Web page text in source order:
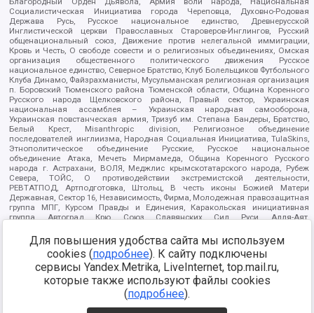
Социалистическая Инициатива города Череповца, Духовно-Родовая
Держава Русь, Русское национальное единство, Древнерусской
Инглистической церкви Православных Староверов-Инглингов, Русский
общенациональный союз, Движение против нелегальной иммиграции,
Кровь и Честь, О свободе совести и о религиозных объединениях, Омская
организация общественного политического движения Русское
национальное единство, Северное Братство, Клуб Болельщиков Футбольного
Клуба Динамо, Файзрахманисты, Мусульманская религиозная организация
п. Боровский Тюменского района Тюменской области, Община Коренного
Русского народа Щелковского района, Правый сектор, Украинская
национальная ассамблея – Украинская народная самооборона,
Украинская повстанческая армия, Тризуб им. Степана Бандеры, Братство,
Белый Крест, Misanthropic division, Религиозное объединение
последователей инглиизма, Народная Социальная Инициатива, TulaSkins,
Этнополитическое объединение Русские, Русское национальное
объединение Атака, Мечеть Мирмамеда, Община Коренного Русского
народа г. Астрахани, ВОЛЯ, Меджлис крымскотатарского народа, Рубеж
Севера, ТОЙС, О противодействии экстремистской деятельности,
РЕВТАТПОД, Артподготовка, Штольц, В честь иконы Божией Матери
Державная, Сектор 16, Независимость, Фирма, Молодежная правозащитная
группа МПГ, Курсом Правды и Единения, Каракольская инициативная
группа, Автоград Крю, Союз Славянских Сил Руси, Алля-Аят,
Арестантское уголовное единство, Башкорт, Нация и свобода, W.H.С., Фалунь
Дафа, Иртыш Ultras, Русский Патриотический клуб-Новокузнецк/РПК,
Сибирский державный союз, Фонд борьбы с коррупцией, Фонд защиты прав
граждан, Штабы Навального, Совет граждан СССР Прикубанского округа г.
Краснодара
https://minjust.gov.ru/ru/documents/7822/
Для повышения удобства сайта мы используем
cookies (подробнее). К сайту подключены
сервисы Yandex.Metrika, LiveInternet, top.mail.ru,
которые также используют файлы cookies
(подробнее).